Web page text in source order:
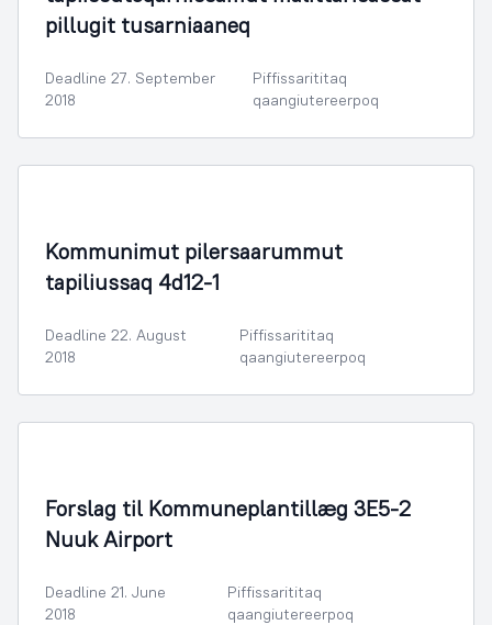
pillugit tusarniaaneq
Deadline 27. September
2018
Piffissarititaq
qaangiutereerpoq
Kommunimut pilersaarummut
tapiliussaq 4d12-1
Deadline 22. August
2018
Piffissarititaq
qaangiutereerpoq
Forslag til Kommuneplantillæg 3E5-2
Nuuk Airport
Deadline 21. June
2018
Piffissarititaq
qaangiutereerpoq